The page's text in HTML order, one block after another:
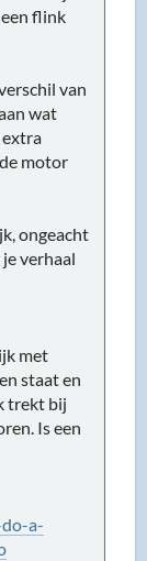
flink
van
wat
motor
ongeacht
verhaal
met
staat en
trekt bij
Is een
a-